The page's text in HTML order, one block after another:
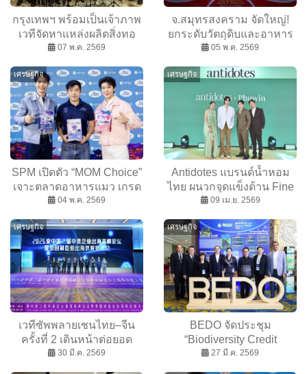
กรุงเทพฯ พร้อมเป็นเจ้าภาพ
เวทีจัดหาแหล่งผลิตสิ่งทอ
และเครื่องนุ่งห่ม เชิงกลยุทธ์
Asia Sourcing Show 2026
07 พ.ค. 2569
จ.สมุทรสงคราม จัดใหญ่!
ยกระดับวัตถุดิบและอาหาร
อัตลักษณ์ท้องถิ่นสู่สากลใน
Select: Taste of Maeklong”
05 พ.ค. 2569
เศรษฐกิจ
SPM เปิดตัว “MOM Choice”
เจาะตลาดอาหารแมว เกรด
Holistic ผสาน
เพื่อลูกที่คุณรัก
04 พ.ค. 2569
เศรษฐกิจ
Antidotes แบรนด์น้ำหอม
ไทย ผนวกจุดแข็งด้าน Fine
Fragrance เข้ากับ บอดี้ออย
2026
09 เม.ย. 2569
เศรษฐกิจ
เวทีซัพพลายเชนไทย–จีน
ครั้งที่ 2 เดินหน้าต่อยอด
ลงทุนอุตสาหกรรม
30 มี.ค. 2569
เศรษฐกิจ
BEDO จัดประชุม
“Biodiversity Credit
Roadmap of Thailand” เดิน
27 มี.ค. 2569